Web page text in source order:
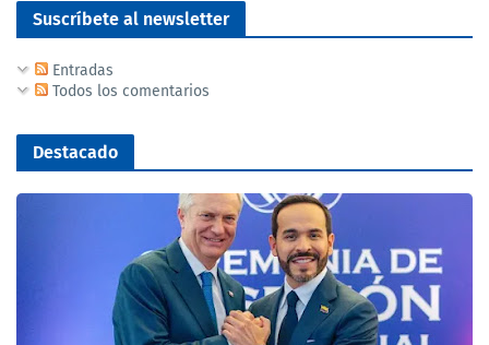
Suscríbete al newsletter
Entradas
Todos los comentarios
Destacado